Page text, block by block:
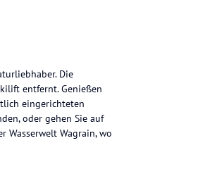
Die
entfernt. Genießen
eingerichteten
oder gehen Sie auf
Wasserwelt Wagrain, wo